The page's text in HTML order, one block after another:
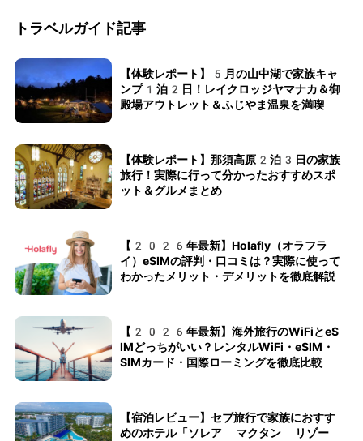
トラベルガイド記事
【体験レポート】5月の山中湖で家族キャ
ンプ1泊2日！レイクロッジヤマナカ＆御
殿場アウトレット＆ふじやま温泉を満喫
【体験レポート】那須高原2泊3日の家族
旅行！実際に行って分かったおすすめスポ
ット＆グルメまとめ
【2026年最新】Holafly（オラフラ
イ）eSIMの評判・口コミは？実際に使って
わかったメリット・デメリットを徹底解説
【2026年最新】海外旅行のWiFiとeS
IMどっちがいい？レンタルWiFi・eSIM・
SIMカード・国際ローミングを徹底比較
【宿泊レビュー】セブ旅行で家族におすす
めのホテル「ソレア マクタン リゾー